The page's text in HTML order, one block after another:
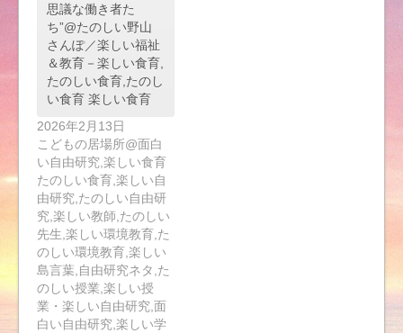
思議な働き者た
ち”@たのしい野山
さんぽ／楽しい福祉
＆教育－楽しい食育,
たのしい食育,たのし
い食育 楽しい食育
2026年2月13日
こどもの居場所@面白
い自由研究,楽しい食育
たのしい食育,楽しい自
由研究,たのしい自由研
究,楽しい教師,たのしい
先生,楽しい環境教育,た
のしい環境教育,楽しい
島言葉,自由研究ネタ,た
のしい授業,楽しい授
業・楽しい自由研究,面
白い自由研究,楽しい学